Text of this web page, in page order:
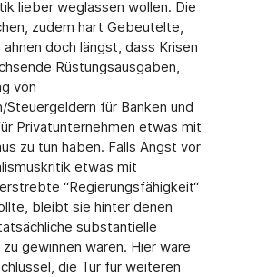
lieber weglassen wollen. Die
zudem hart Gebeutelte,
doch längst, dass Krisen
Rüstungsausgaben,
von
Steuergeldern für Banken und
Privatunternehmen etwas mit
zu tun haben. Falls Angst vor
etwas mit
“Regierungsfähigkeit“
bleibt sie hinter denen
substantielle
gewinnen wären. Hier wäre
die Tür für weiteren